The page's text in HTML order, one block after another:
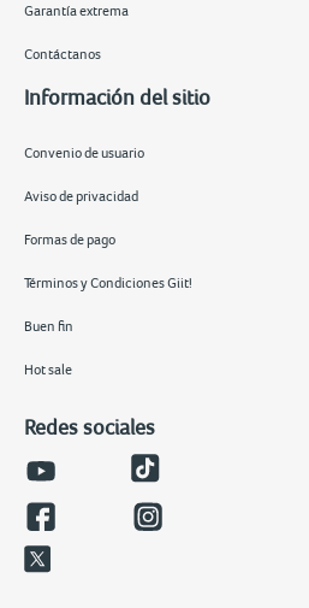
Garantía extrema
Contáctanos
Información del sitio
Convenio de usuario
Aviso de privacidad
Formas de pago
Términos y Condiciones Giit!
Buen fin
Hot sale
Redes sociales